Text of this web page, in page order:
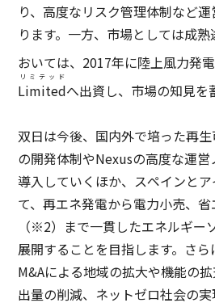
り、高度なリスク管理体制など
ります。一方、市場としては成
おいては、2017年に陸上風力発
Limited
リミテッド
へ出資し、市場の知見を
双日は今後、国内外で培った再
の開発体制やNexusの高度な運
導入していくほか、スペインと
て、再エネ発電から電力小売、
（※2）まで一貫したエネルギー
展開することを目指します。さら
M&Aによる地域の拡大や機能の
出量の削減、ネットゼロ社会の